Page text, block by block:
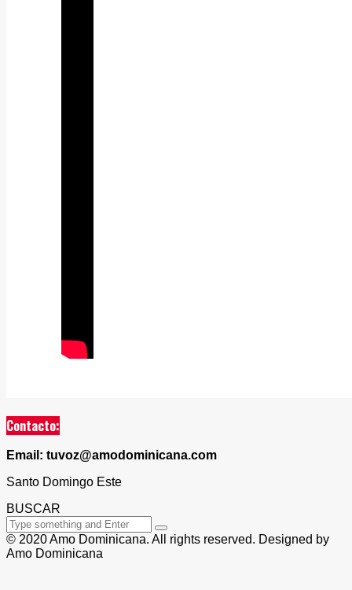
Contacto:
Email: tuvoz@amodominicana.com
Santo Domingo Este
BUSCAR
© 2020 Amo Dominicana. All rights reserved. Designed by
Amo Dominicana